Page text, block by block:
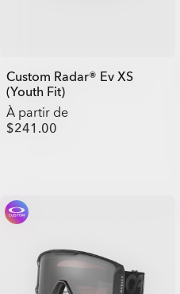
Custom Radar® Ev XS
(Youth Fit)
À partir de
$241.00